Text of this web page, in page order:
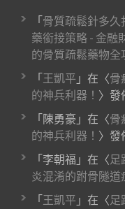
「 骨質疏鬆針多
藥銜接策略 - 金融
的骨質疏鬆藥物全
「 王凱平 」在〈骨
的神兵利器！ 〉發
「 陳勇豪 」在〈骨
的神兵利器！ 〉發
「 李朝福 」在〈足
炎混淆的跗骨隧道
「 王凱平 」在〈足